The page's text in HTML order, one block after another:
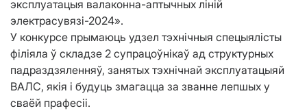
эксплуатацыя валаконна-аптычных ліній
электрасувязі-2024».
У конкурсе прымаюць удзел тэхнічныя спецыялісты
філіяла ў складзе 2 супрацоўнікаў ад структурных
падраздзяленняў, занятых тэхнічнай эксплуатацыяй
ВАЛС, якія і будуць змагацца за званне лепшых у
сваёй прафесіі.